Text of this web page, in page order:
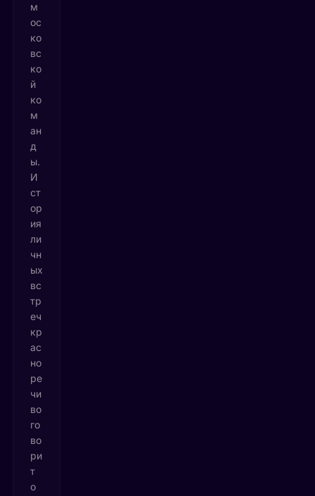
м
ос
ко
вс
ко
й
ко
м
ан
д
ы.
И
ст
ор
ия
ли
чн
ых
вс
тр
еч
кр
ас
но
ре
чи
во
го
во
ри
т
о